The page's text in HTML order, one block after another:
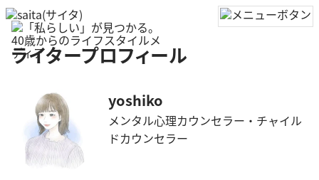
ライタープロフィール
yoshiko
メンタル心理カウンセラー・チャイル
ドカウンセラー